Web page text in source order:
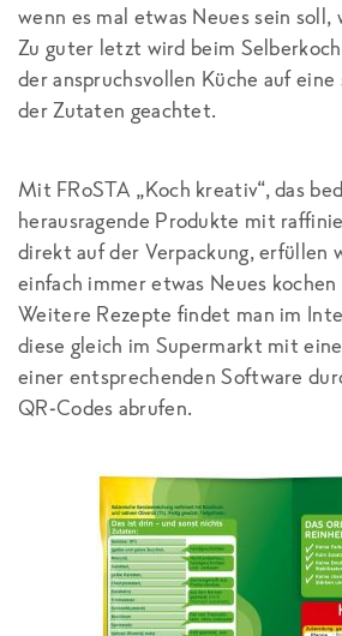
wenn es mal etwas Neues sein soll,
Zu guter letzt wird beim
der anspruchsvollen Küche auf
der Zutaten geachtet.
Mit FRoSTA „Koch kreativ“, das
herausragende Produkte mit
direkt auf der Verpackung, erfüllen
einfach immer etwas Neues kochen
Weitere Rezepte findet man im
diese gleich im Supermarkt mit
einer entsprechenden Software
QR-Codes abrufen.